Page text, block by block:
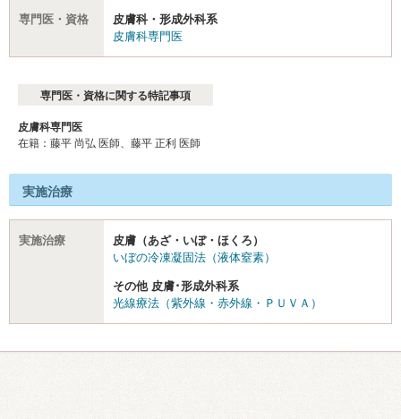
専門医・資格
皮膚科・形成外科系
皮膚科専門医
専門医・資格に関する特記事項
皮膚科専門医
在籍：藤平 尚弘 医師、藤平 正利 医師
実施治療
実施治療
皮膚（あざ・いぼ・ほくろ）
いぼの冷凍凝固法（液体窒素）
その他 皮膚･形成外科系
光線療法（紫外線・赤外線・ＰＵＶＡ）